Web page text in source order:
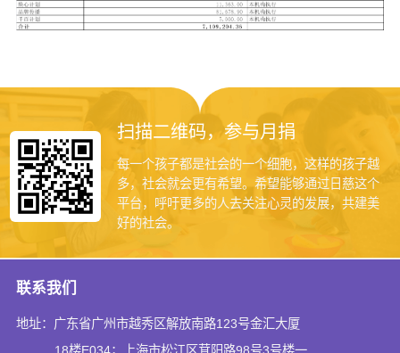
扫描二维码，参与月捐
每一个孩子都是社会的一个细胞，这样的孩子越
多，社会就会更有希望。希望能够通过日慈这个
平台，呼吁更多的人去关注心灵的发展，共建美
好的社会。
联系我们
地址：广东省广州市越秀区解放南路123号金汇大厦
18楼E034；上海市松江区茸阳路98号3号楼一